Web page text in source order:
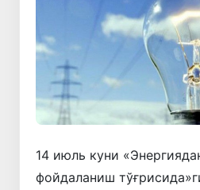
14 июль куни
фойдаланиш